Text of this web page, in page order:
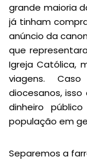
grande maioria
já tinham
anúncio da
que
Igreja Católica,
viagens.
diocesanos,
dinheiro
população em
Separemos a